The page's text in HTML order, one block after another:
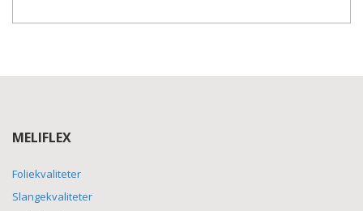
MELIFLEX
Foliekvaliteter
Slangekvaliteter